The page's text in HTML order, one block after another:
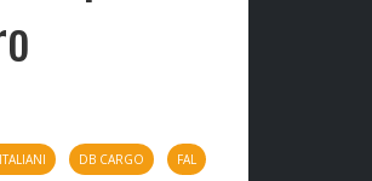
DB CARGO FAL